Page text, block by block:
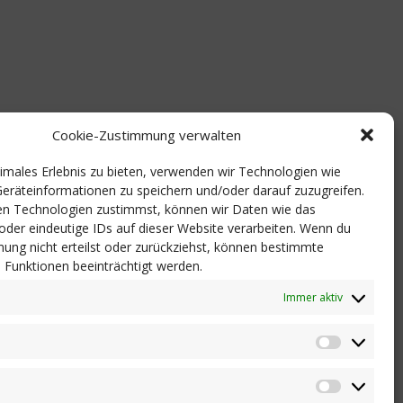
Cookie-Zustimmung verwalten
Erlebnis zu bieten, verwenden wir Technologien wie
zu speichern und/oder darauf zuzugreifen.
Technologien zustimmst, können wir Daten wie das
eindeutige IDs auf dieser Website verarbeiten. Wenn du
nicht erteilst oder zurückziehst, können bestimmte
beeinträchtigt werden.
Immer aktiv